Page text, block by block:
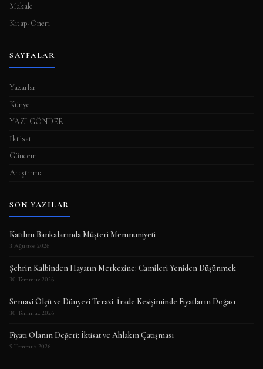
Makale
Kitap-Öneri
SAYFALAR
Yazarlar
Künye
YAZI GÖNDER
İktisat
Gündem
Araştırma
SON YAZILAR
Katılım Bankalarında Müşteri Memnuniyeti
3 Ağustos 2026
Şehrin Kalbinden Hayatın Merkezine: Camileri Yeniden Düşünmek
30 Temmuz 2026
Semavi Ölçü ve Dünyevi Terazi: İrade Kesişiminde Fiyatların Doğası
30 Temmuz 2026
Fiyatı Olanın Değeri: İktisat ve Ahlakın Çatışması
9 Temmuz 2026